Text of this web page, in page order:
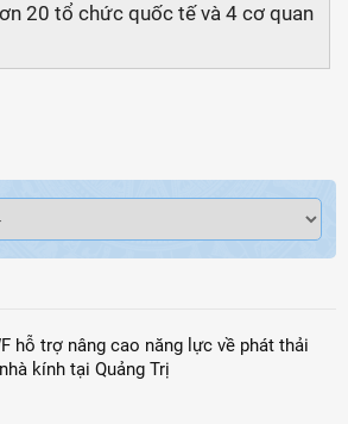
20 tổ chức quốc tế và 4 cơ quan
hỗ trợ nâng cao năng lực về phát thải
kính tại Quảng Trị